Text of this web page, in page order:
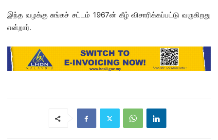
இந்த வழக்கு சுங்கச் சட்டம் 1967ன் கீழ் விசாரிக்கப்பட்டு வருகிறது
என்றார்.